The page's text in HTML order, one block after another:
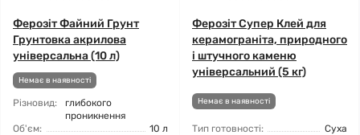
Ферозіт Файний Грунт
Грунтовка акрилова
універсальна (10 л)
Немає в наявності
Різновид:
глибокого
проникнення
Об'єм:
10 л
Ферозіт Супер Клей для
керамограніта, природного
і штучного каменю
універсальний (5 кг)
Немає в наявності
Тип готовності:
Суха